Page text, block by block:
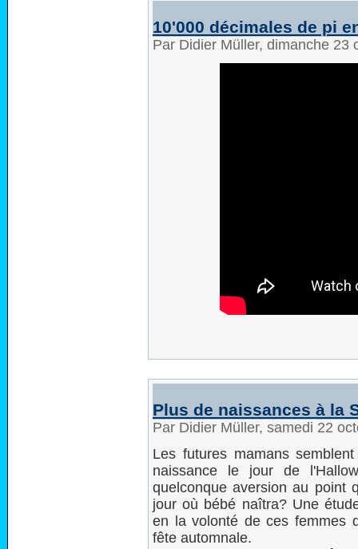
10'000 décimales de pi
Par Didier Müller, dimanche 23
Plus de naissances à la
Par Didier Müller, samedi 22
Les futures mamans
naissance le jour de
quelconque aversion au point
jour où bébé naîtra? Une
en la volonté de ces femmes
fête automnale.